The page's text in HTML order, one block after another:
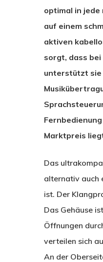
optimal in jede
auf einem
aktiven
sorgt, dass
unterstützt sie
Marktpreis
Das
alternativ auch
ist. Der
Das Gehäuse
Öffnungen
verteilen sich
An der